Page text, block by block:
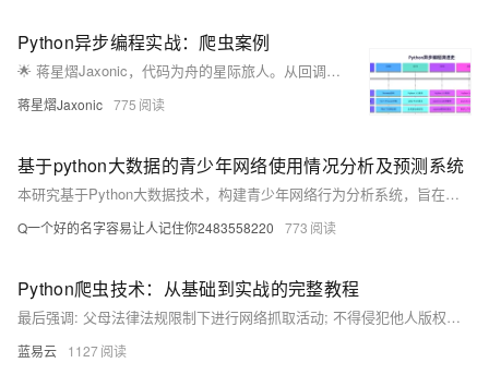
Python异步编程实战：爬虫案例
🌟 蒋星熠Jaxonic，代码为舟的星际旅人。从回调地狱到async/await协程天堂，亲历Python异步编程演进。分享高性能爬虫、数据库异步操作、限流监控等实战经验，助你驾驭并发，在二进制星河中谱写极客诗篇。
蒋星熠Jaxonic 775
基于python大数据的青少年网络使用情况分析及预测系统
本研究基于Python大数据技术，构建青少年网络行为分析系统，旨在破解现有防沉迷模式下用户画像模糊、预警滞后等难题。通过整合多平台亿级数据，运用机器学习实现精准行为预测与实时干预，推动数字治理向“数据驱动”转型，为家庭、学校及政府提供科学决策支持，助力青少年健康上网。
Q一个好的名字容易让人记住你2483558220 773
Python爬虫技术：从基础到实战的完整教程
最后强调: 父母法律法规限制下进行网络抓取活动; 不得侵犯他人版权隐私利益; 同时也要注意个人安全防止泄露敏感信息.
蓝易云 1127